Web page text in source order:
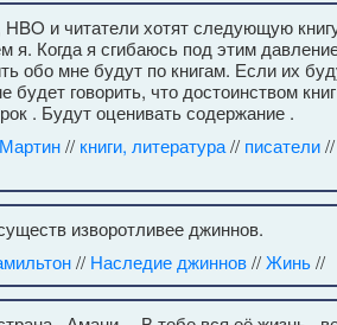
и читатели хотят следующую
я. Когда я сгибаюсь под этим
обо мне будут по книгам. Если их
будет говорить, что достоинством
. Будут оценивать содержание .
// книги, литература// писатели
изворотливее джиннов.
// Наследие джиннов//Жинь//